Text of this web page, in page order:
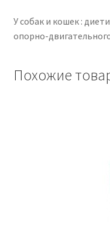
У собак и кошек :
опорно-
Похожие